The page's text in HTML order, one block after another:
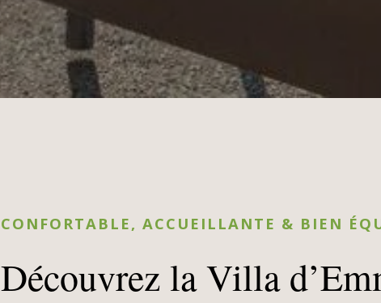
CONFORTABLE, ACCUEILLANTE & BIEN
Découvrez la Villa